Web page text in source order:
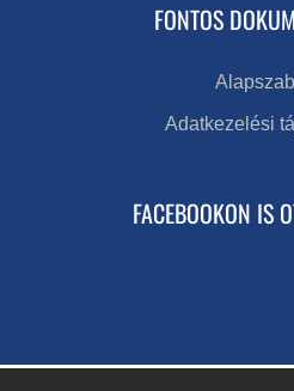
FONTOS
Adatkezelési
FACEBOOKON IS